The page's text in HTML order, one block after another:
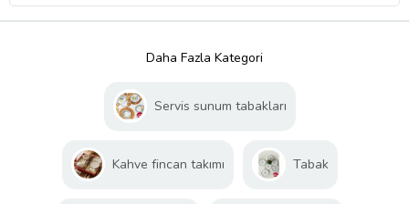
Daha Fazla Kategori
Servis sunum tabakları
Kahve fincan takımı Tabak